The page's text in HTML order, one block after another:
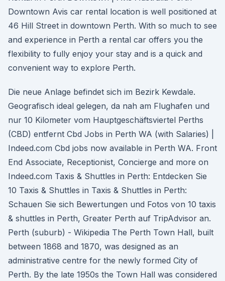
Downtown Avis car rental location is well positioned at
46 Hill Street in downtown Perth. With so much to see
and experience in Perth a rental car offers you the
flexibility to fully enjoy your stay and is a quick and
convenient way to explore Perth.
Die neue Anlage befindet sich im Bezirk Kewdale.
Geografisch ideal gelegen, da nah am Flughafen und
nur 10 Kilometer vom Hauptgeschäftsviertel Perths
(CBD) entfernt Cbd Jobs in Perth WA (with Salaries) |
Indeed.com Cbd jobs now available in Perth WA. Front
End Associate, Receptionist, Concierge and more on
Indeed.com Taxis & Shuttles in Perth: Entdecken Sie
10 Taxis & Shuttles in Taxis & Shuttles in Perth:
Schauen Sie sich Bewertungen und Fotos von 10 taxis
& shuttles in Perth, Greater Perth auf TripAdvisor an.
Perth (suburb) - Wikipedia The Perth Town Hall, built
between 1868 and 1870, was designed as an
administrative centre for the newly formed City of
Perth. By the late 1950s the Town Hall was considered